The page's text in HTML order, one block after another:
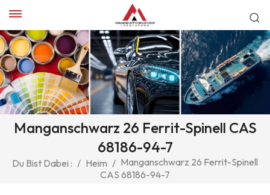
Manganschwarz 26 Ferrit-Spinell CAS
68186-94-7
Du Bist Dabei : / Heim / Manganschwarz 26 Ferrit-Spinell
CAS 68186-94-7